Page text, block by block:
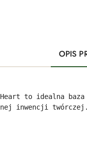
OPIS
Heart to idealna
inwencji twórczej.